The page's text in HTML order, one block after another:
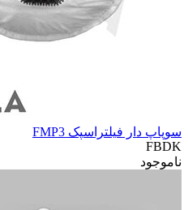
سوپاپ دار فیلتراسپک FMP3
FBDK
ناموجود